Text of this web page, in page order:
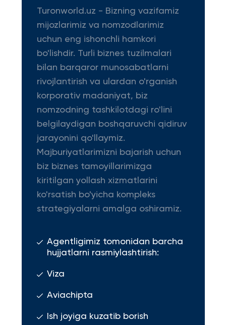
Turonworld.uz - Bizning vazifamiz
mijozlarimiz va nomzodlarimiz
uchun eng ishonchli hamkori
bo'lishdir. Turli biznes tuzilmalari
bilan barqaror munosabatlarni
rivojlantirish va ulardan o'rganish
korporativ madaniyat, biz
nomzodning tashkilotdagi ro'lini
belgilaydigan boshqaruvchi qidiruv
jarayonini qo'llaymiz.
Majburiyatlarimizni bajarish uchun
biz biznes tamoyillarimizga
kiritilgan yollash xizmatlarini
ko'rsatish bo'yicha kompleks
strategiyalarni amalga oshiramiz.
Agentligimiz tomonidan barcha
hujjatlarni rasmiylashtirish:
Viza
Aviachipta
Ish joyiga kuzatib borish